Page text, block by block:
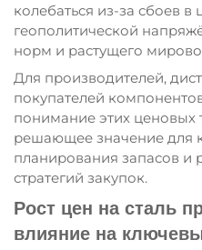
колебаться из-за сбоев в
геополитической
норм и растущего
Для производителей,
покупателей
понимание этих ценовых
решающее значение для
планирования запасов и
стратегий закупок.
Рост цен на сталь
влияние на